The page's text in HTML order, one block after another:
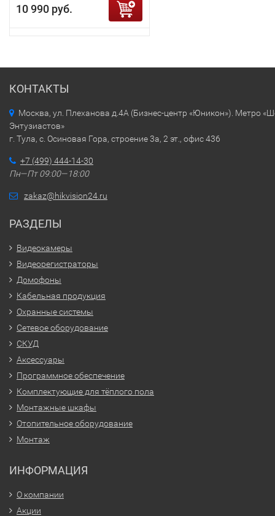
10 990 руб.
КОНТАКТЫ
Москва, ул. Плеханова д.4А (Бизнес-центр «Юникон»). Метро
Энтузиастов»
г. Тула, с. Осиновая Гора, строение 3а, 2 эт., офис 436
+7 (499) 444-14-30
Пн—Пт 09:00—18:00
zakaz@hikvision24.ru
РАЗДЕЛЫ
Видеокамеры
Видеорегистраторы
Домофоны
Кабельная продукция
Охранные системы
Сетевое оборудование
СКУД
Аксессуары
Программное обеспечение
Комплектующие для тёплого пола
Монтажные шкафы
Отопительное оборудование
Монтаж
ИНФОРМАЦИЯ
О компании
Акции